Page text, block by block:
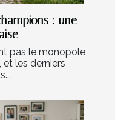
: une
pas le monopole
et les derniers